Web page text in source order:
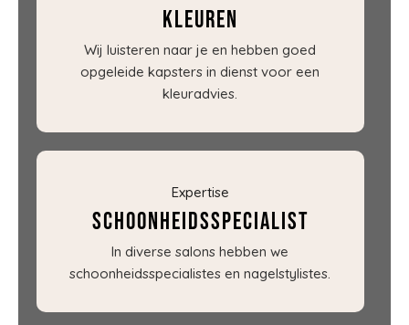
Kleuren
Wij luisteren naar je en hebben goed
opgeleide kapsters in dienst voor een
kleuradvies.
Expertise
Schoonheidsspecialist
In diverse salons hebben we
schoonheidsspecialistes en nagelstylistes.